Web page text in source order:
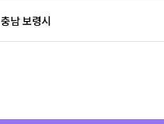
충남 보령시